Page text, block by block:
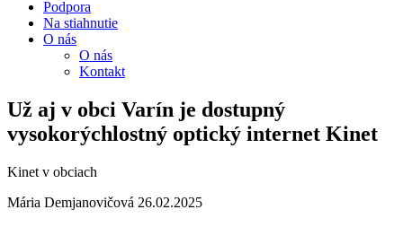
Podpora
Na stiahnutie
O nás
O nás
Kontakt
Už aj v obci Varín je dostupný
vysokorýchlostný optický internet Kinet
Kinet v obciach
Mária Demjanovičová 26.02.2025